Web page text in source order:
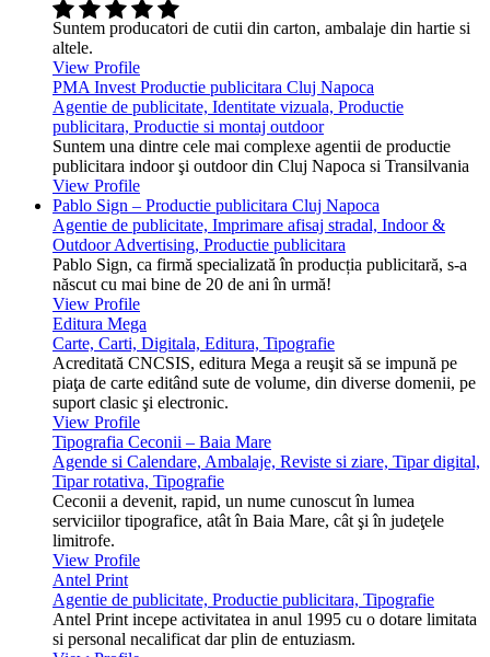
Suntem producatori de cutii din carton, ambalaje din hartie si
altele.
View Profile
PMA Invest Productie publicitara Cluj Napoca
Agentie de publicitate, Identitate vizuala, Productie
publicitara, Productie si montaj outdoor
Suntem una dintre cele mai complexe agentii de productie
publicitara indoor şi outdoor din Cluj Napoca si Transilvania
View Profile
Pablo Sign – Productie publicitara Cluj Napoca
Agentie de publicitate, Imprimare afisaj stradal, Indoor &
Outdoor Advertising, Productie publicitara
Pablo Sign, ca firmă specializată în producția publicitară, s-a
născut cu mai bine de 20 de ani în urmă!
View Profile
Editura Mega
Carte, Carti, Digitala, Editura, Tipografie
Acreditată CNCSIS, editura Mega a reuşit să se impună pe
piaţa de carte editând sute de volume, din diverse domenii, pe
suport clasic şi electronic.
View Profile
Tipografia Ceconii – Baia Mare
Agende si Calendare, Ambalaje, Reviste si ziare, Tipar digital,
Tipar rotativa, Tipografie
Ceconii a devenit, rapid, un nume cunoscut în lumea
serviciilor tipografice, atât în Baia Mare, cât şi în judeţele
limitrofe.
View Profile
Antel Print
Agentie de publicitate, Productie publicitara, Tipografie
Antel Print incepe activitatea in anul 1995 cu o dotare limitata
si personal necalificat dar plin de entuziasm.